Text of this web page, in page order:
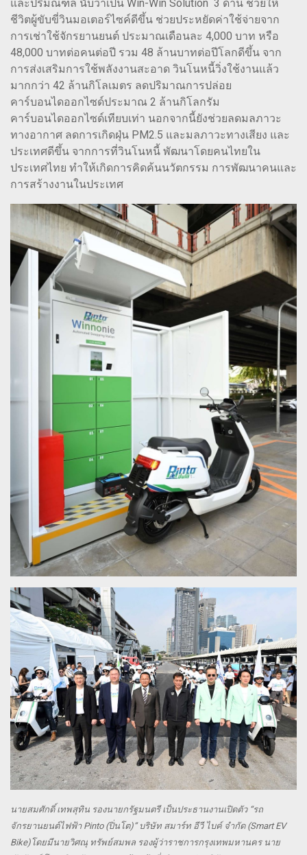
และปริมณฑล นับว่าเป็น Win-Win Solution 3 ด้าน ช่วยให้
ชีวิตผู้ขับขี่วินมอเตอร์ไซค์ดีขึ้น ช่วยประหยัดค่าใช้จ่ายจาก
การเช่าใช้จักรยานยนต์ ประมาณเดือนละ 4,000 บาท หรือ
48,000 บาทต่อคนต่อปี รวม 48 ล้านบาทต่อปีโลกดีขึ้น จาก
การส่งเสริมการใช้พลังงานสะอาด วินโนหนี้วิ่งใช้งานแล้ว
มากกว่า 42 ล้านกิโลเมตร ลดปริมาณการปล่อย
คาร์บอนไดออกไซด์ประมาณ 2 ล้านกิโลกรัม
คาร์บอนไดออกไซด์เทียบเท่า นอกจากนี้ยังช่วยลดมลภาวะ
ทางอากาศ ลดการเกิดฝุ่น PM2.5 และมลภาวะทางเสียง และ
ประเทศดีขึ้น จากการที่วินโนหนี้ พัฒนาโดยคนไทยใน
ประเทศไทย ทำให้เกิดการคิดค้นนวัตกรรม การพัฒนาคนและ
การสร้างงานในประเทศ
นายสมศักดิ์ เทพสุทิน รองนายกรัฐมนตรี เป็นประธานงานเปิดตัว “รถ
จักรยานยนต์ไฟฟ้า Pinto (ปิ่นโต)” บริษัท สมาร์ท อีวี ไบค์ จำกัด (Smart EV
Bike)โดยมีนายวิศณุ ทรัพย์สมพล รองผู้ว่าราชการกรุงเทพมหานคร นาย